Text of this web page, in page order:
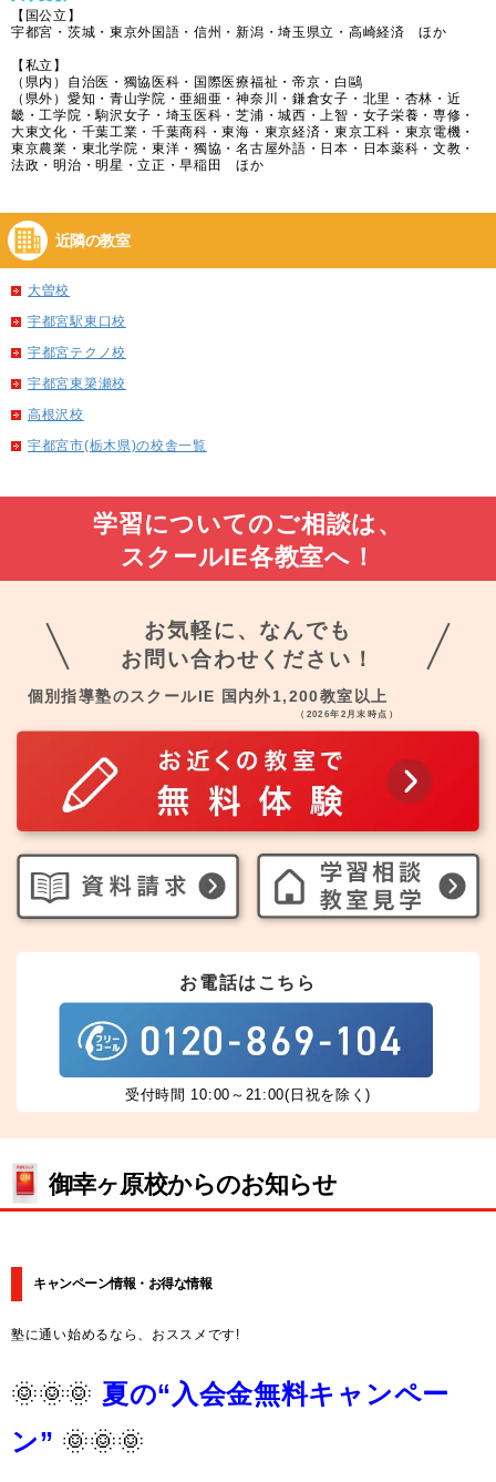
【国公立】
宇都宮・茨城・東京外国語・信州・新潟・埼玉県立・高崎経済 ほか
【私立】
（県内）自治医・獨協医科・国際医療福祉・帝京・白鷗
（県外）愛知・青山学院・亜細亜・神奈川・鎌倉女子・北里・杏林・近
畿・工学院・駒沢女子・埼玉医科・芝浦・城西・上智・女子栄養・専修・
大東文化・千葉工業・千葉商科・東海・東京経済・東京工科・東京電機・
東京農業・東北学院・東洋・獨協・名古屋外語・日本・日本薬科・文教・
法政・明治・明星・立正・早稲田 ほか
近隣の教室
大曽校
宇都宮駅東口校
宇都宮テクノ校
宇都宮東簗瀬校
高根沢校
宇都宮市(栃木県)の校舎一覧
学習についてのご相談は、
スクールIE各教室へ！
お気軽に、なんでも
お問い合わせください！
個別指導塾のスクールIE 国内外1,200教室以上
（2026年2月末時点）
お電話はこちら
受付時間 10:00～21:00(日祝を除く)
御幸ヶ原校からのお知らせ
キャンペーン情報・お得な情報
塾に通い始めるなら、おススメです!
🌞🌞🌞 夏の“入会金無料キャンペー
ン” 🌞🌞🌞